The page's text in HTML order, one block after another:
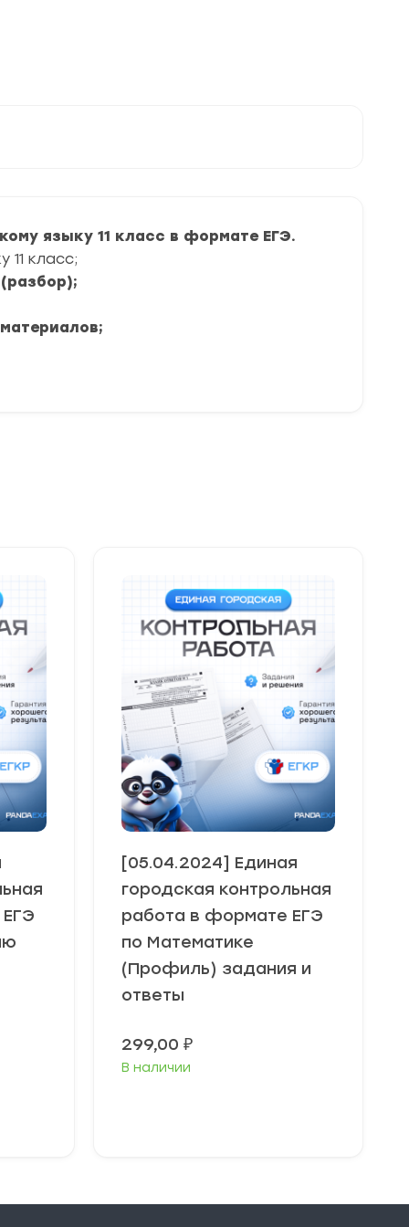
языку 11 класс в формате ЕГЭ.
11 класс;
[05.04.2024] Единая
городская контрольная
работа в формате ЕГЭ
по Математике
(Профиль) задания и
ответы
299,00 ₽
В наличии